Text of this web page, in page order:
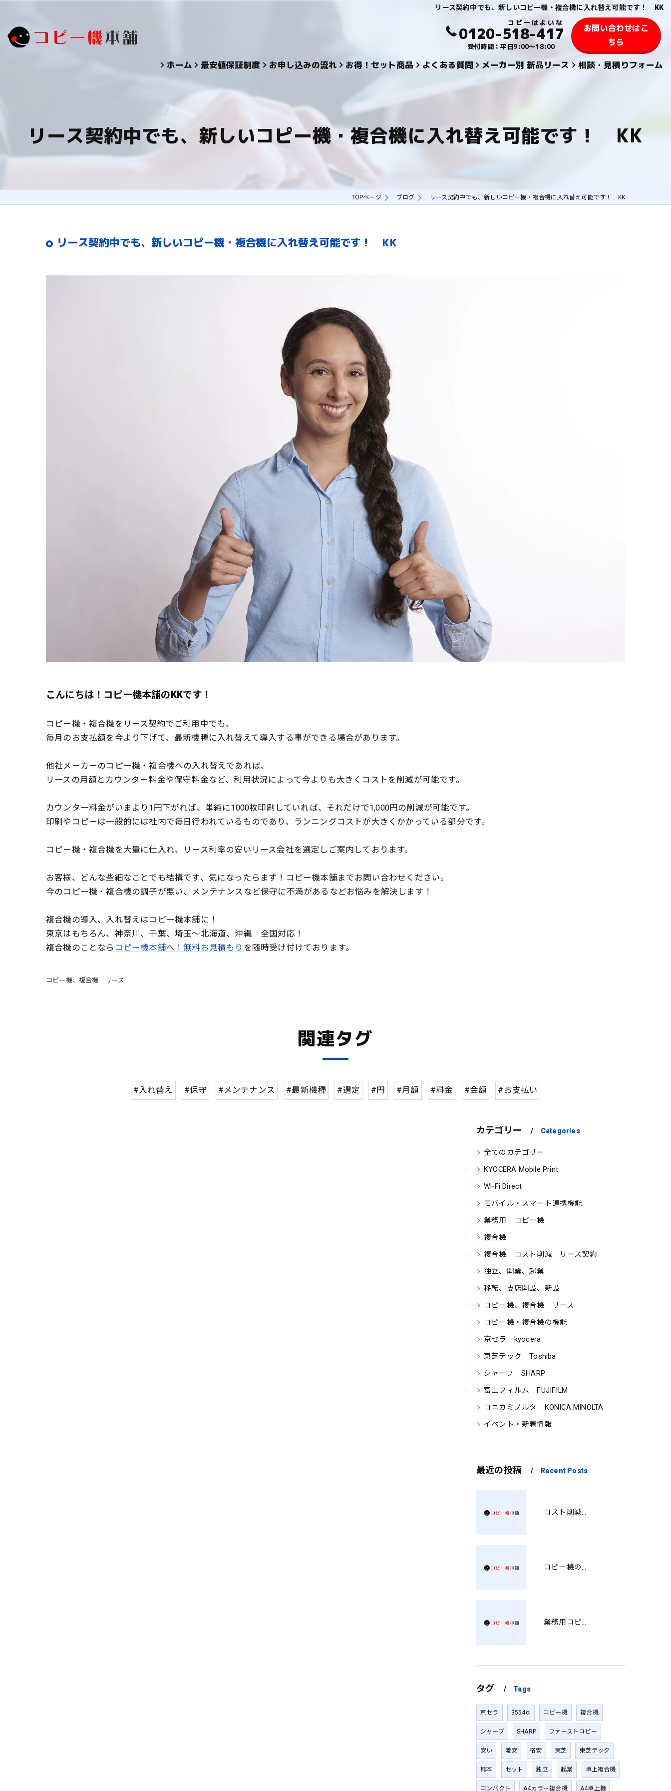
リース契約中でも、新しいコピー機・複合機に入れ替え可能です！ KK
0120-518-417
受付時間：平日9:00～18:00
お問い合わせはこ
ちら
ホーム 最安値保証制度 お申し込みの流れ お得！セット商品 よくある質問 メーカー別 新品リース
SHARPシャープ
相談・見積りフォーム
リース契約中でも、新しいコピー機・複合機に入れ替え可能です！ KK
TOPページ ブログ リース契約中でも、新しいコピー機・複合機に入れ替え可能です！ KK
リース契約中でも、新しいコピー機・複合機に入れ替え可能です！ KK
こんにちは！コピー機本舗のKKです！
コピー機・複合機をリース契約でご利用中でも、
毎月のお支払額を今より下げて、最新機種に入れ替えて導入する事ができる場合があります。
他社メーカーのコピー機・複合機への入れ替えであれば、
リースの月額とカウンター料金や保守料金など、利用状況によって今よりも大きくコストを削減が可能です。
カウンター料金がいまより1円下がれば、単純に1000枚印刷していれば、それだけで1,000円の削減が可能です。
印刷やコピーは一般的には社内で毎日行われているものであり、ランニングコストが大きくかかっている部分です。
コピー機・複合機を大量に仕入れ、リース利率の安いリース会社を選定しご案内しております。
お客様、どんな些細なことでも結構です、気になったらまず！コピー機本舗までお問い合わせください。
今のコピー機・複合機の調子が悪い、メンテナンスなど保守に不満があるなどお悩みを解決します！
複合機の導入、入れ替えはコピー機本舗に！
東京はもちろん、神奈川、千葉、埼玉～北海道、沖縄 全国対応！
複合機のことなら コピー機本舗へ！無料お見積もり を随時受け付けております。
コピー機、複合機 リース
関連タグ
#入れ替え #保守 #メンテナンス #最新機種 #選定 #円 #月額 #料金 #金額 #お支払い
カテゴリー Categories
全てのカテゴリー
KYOCERA Mobile Print
Wi‑Fi Direct
モバイル・スマート連携機能
業務用 コピー機
複合機
複合機 コスト削減 リース契約
独立、開業、起業
移転、支店開設、新設
コピー機、複合機 リース
コピー機・複合機の機能
京セラ kyocera
東芝テック Toshiba
シャープ SHARP
富士フィルム FUJIFILM
コニカミノルタ KONICA MINOLTA
イベント・新着情報
最近の投稿 Recent Posts
コスト削減と視認性アップを両立する印刷術 SM
コピー機の製品情報を徹底比較導入コストから使い勝手まで解説
業務用コピー機の中古選び方と徳島県でお得に導入する費用相場ガイド YY
タグ Tags
京セラ 3554ci コピー機 複合機
シャープ SHARP ファーストコピー
安い 激安 格安 東芝 東芝テック
熊本 セット 独立 起業 卓上複合機
コンパクト A4カラー複合機 A4卓上機